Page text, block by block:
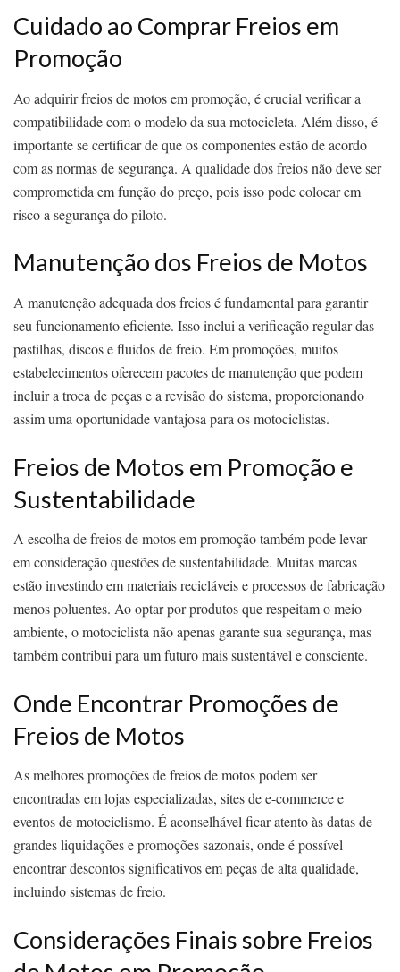
Cuidado ao Comprar Freios em
Promoção
Ao adquirir freios de motos em promoção, é crucial verificar a
compatibilidade com o modelo da sua motocicleta. Além disso, é
importante se certificar de que os componentes estão de acordo
com as normas de segurança. A qualidade dos freios não deve ser
comprometida em função do preço, pois isso pode colocar em
risco a segurança do piloto.
Manutenção dos Freios de Motos
A manutenção adequada dos freios é fundamental para garantir
seu funcionamento eficiente. Isso inclui a verificação regular das
pastilhas, discos e fluidos de freio. Em promoções, muitos
estabelecimentos oferecem pacotes de manutenção que podem
incluir a troca de peças e a revisão do sistema, proporcionando
assim uma oportunidade vantajosa para os motociclistas.
Freios de Motos em Promoção e
Sustentabilidade
A escolha de freios de motos em promoção também pode levar
em consideração questões de sustentabilidade. Muitas marcas
estão investindo em materiais recicláveis e processos de fabricação
menos poluentes. Ao optar por produtos que respeitam o meio
ambiente, o motociclista não apenas garante sua segurança, mas
também contribui para um futuro mais sustentável e consciente.
Onde Encontrar Promoções de
Freios de Motos
As melhores promoções de freios de motos podem ser
encontradas em lojas especializadas, sites de e-commerce e
eventos de motociclismo. É aconselhável ficar atento às datas de
grandes liquidações e promoções sazonais, onde é possível
encontrar descontos significativos em peças de alta qualidade,
incluindo sistemas de freio.
Considerações Finais sobre Freios